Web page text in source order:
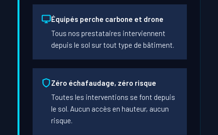
Équipés perche carbone et drone
Tous nos prestataires interviennent
depuis le sol sur tout type de bâtiment.
Zéro échafaudage, zéro risque
Toutes les interventions se font depuis
le sol. Aucun accès en hauteur, aucun
risque.